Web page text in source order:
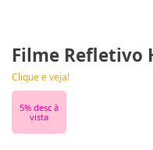
Filme Refletivo
Clique e veja!
5% desc à
vista